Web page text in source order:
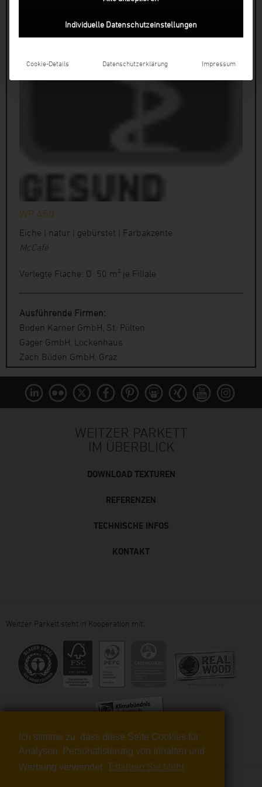
Ich stimme zu, dass diese Seite Cookies für
Analysen, Personalisierung von Inhalten und
Werbung verwendet.
Erfahren Sie Mehr
WP 450
Eiche | natur | gebürstet | Farbakzente
McCafé
Verlegte Fläche: Ø 50 m² je Filiale
Ausführende Firmen:
Boden Karner GmbH, St. Pölten
Gager GmbH, Lockenhaus
Zach Böden GmbH, Graz
WEITZER PARKETT
IM ÜBERBLICK
DOWNLOAD TEXTUREN
REFERENZEN
TECHNISCHE INFOS
KONTAKT
Weitzer Parkett steht in Kooperation mit:
Individuelle Datenschutzeinstellungen
Cookie-Details Datenschutzerklärung Impressum